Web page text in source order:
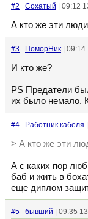
#2 Сохатый | 09:12
А кто же эти
#3 ПоморНик |
И кто же?
PS Предатели
их было немало.
#4 Работник кабеля
> А кто же эти
А с каких пор
баб и жить в
еще диплом
#5 бывший | 09:35